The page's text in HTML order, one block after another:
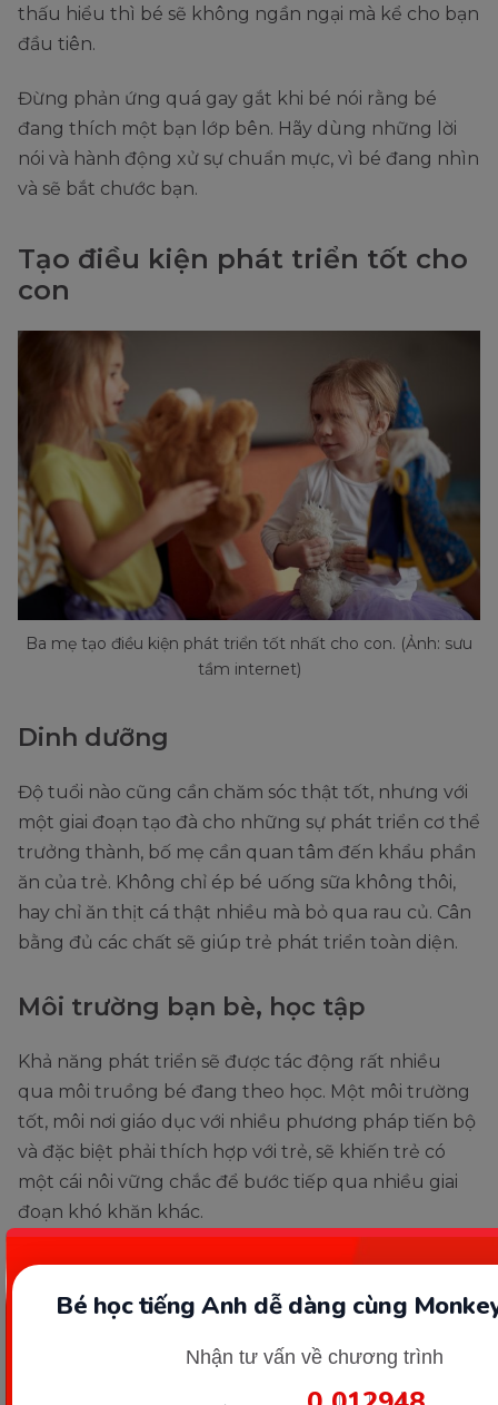
Bé học tiếng Anh dễ dàng cùng
Nhận tư vấn về chương trình
thấu hiểu thì bé sẽ không ngần ngại mà kể cho bạn
đầu tiên.
Đừng phản ứng quá gay gắt khi bé nói rằng bé
đang thích một bạn lớp bên. Hãy dùng những lời
nói và hành động xử sự chuẩn mực, vì bé đang nhìn
và sẽ bắt chước bạn.
Tạo điều kiện phát triển tốt cho
con
Ba mẹ tạo điều kiện phát triển tốt nhất cho con. (Ảnh: sưu
tầm internet)
Dinh dưỡng
Độ tuổi nào cũng cần chăm sóc thật tốt, nhưng với
một giai đoạn tạo đà cho những sự phát triển cơ thể
trưởng thành, bố mẹ cần quan tâm đến khẩu phần
ăn của trẻ. Không chỉ ép bé uống sữa không thôi,
hay chỉ ăn thịt cá thật nhiều mà bỏ qua rau củ. Cân
bằng đủ các chất sẽ giúp trẻ phát triển toàn diện.
Môi trường bạn bè, học tập
Khả năng phát triển sẽ được tác động rất nhiều
qua môi truồng bé đang theo học. Một môi trường
tốt, môi nơi giáo dục với nhiều phương pháp tiến bộ
và đặc biệt phải thích hợp với trẻ, sẽ khiến trẻ có
một cái nôi vững chắc để bước tiếp qua nhiều giai
đoạn khó khăn khác.
Xem thêm:
Phương pháp Montessori cho trẻ 0 6 tuổi phát triển